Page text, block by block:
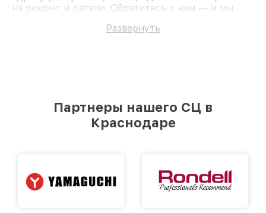
на ремонт и детали. Обратитесь к нам — и мы
Развернуть
Партнеры нашего СЦ в
Краснодаре